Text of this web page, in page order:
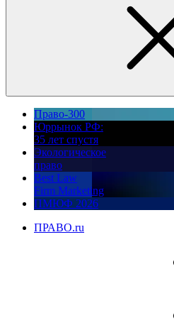
Право-300
Юррынок РФ:
35 лет спустя
Экологическое
право
Best Law
Firm Marketing
ПМЮФ 2026
ПРАВО.ru